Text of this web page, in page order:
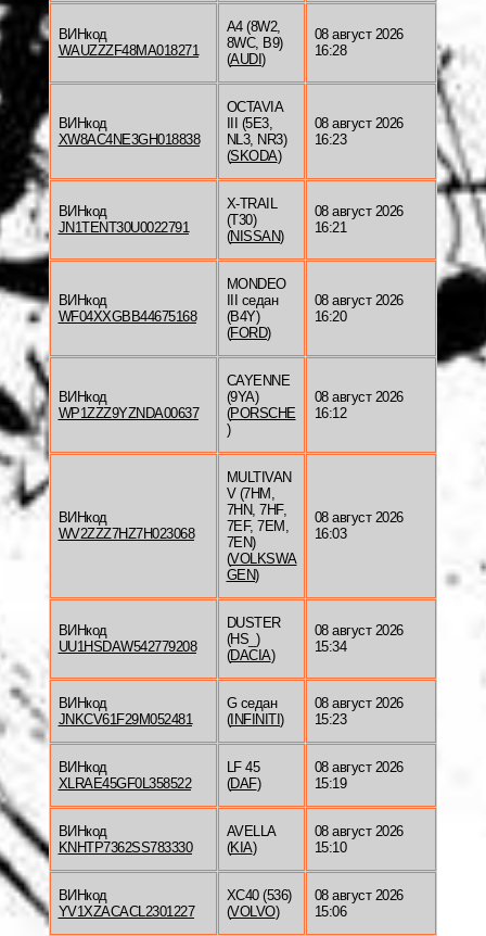
ВИНкод
WAUZZZF48MA018271
A4 (8W2,
8WC, B9)
(AUDI )
08 август 2026
16:28
ВИНкод
XW8AC4NE3GH018838
OCTAVIA
III (5E3,
NL3, NR3)
(SKODA)
08 август 2026
16:23
ВИНкод
JN1TENT30U0022791
X-TRAIL
(T30)
(NISSAN)
08 август 2026
16:21
ВИНкод
WF04XXGBB44675168
MONDEO
III седан
(B4Y)
(FORD)
08 август 2026
16:20
ВИНкод
WP1ZZZ9YZNDA00637
CAYENNE
(9YA)
(PORSCHE
)
08 август 2026
16:12
ВИНкод
WV2ZZZ7HZ7H023068
MULTIVAN
V (7HM,
7HN, 7HF,
7EF, 7EM,
7EN)
(VOLKSWA
GEN)
08 август 2026
16:03
ВИНкод
UU1HSDAW542779208
DUSTER
(HS_)
(DACIA)
08 август 2026
15:34
ВИНкод
JNKCV61F29M052481
G седан
(INFINITI )
08 август 2026
15:23
ВИНкод
XLRAE45GF0L358522
LF 45
(DAF)
08 август 2026
15:19
ВИНкод
KNHTP7362SS783330
AVELLA
(KIA)
08 август 2026
15:10
ВИНкод
YV1XZACACL2301227
XC40 (536)
(VOLVO)
08 август 2026
15:06